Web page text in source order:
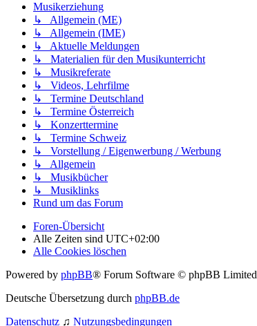
Musikerziehung
↳ Allgemein (ME)
↳ Allgemein (IME)
↳ Aktuelle Meldungen
↳ Materialien für den Musikunterricht
↳ Musikreferate
↳ Videos, Lehrfilme
↳ Termine Deutschland
↳ Termine Österreich
↳ Konzerttermine
↳ Termine Schweiz
↳ Vorstellung / Eigenwerbung / Werbung
↳ Allgemein
↳ Musikbücher
↳ Musiklinks
Rund um das Forum
Foren-Übersicht
Alle Zeiten sind UTC+02:00
Alle Cookies löschen
Powered by phpBB® Forum Software © phpBB Limited
Deutsche Übersetzung durch phpBB.de
Datenschutz ♫ Nutzungsbedingungen